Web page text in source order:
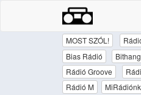
MOST SZÓL!
Bias Rádió
Rádió Groove
Rádió M
MiRádiónk